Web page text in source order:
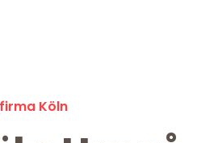
Köln